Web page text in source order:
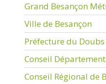
Grand Besançon
Ville de Besançon
Préfecture du Doubs
Conseil
Conseil Régional de